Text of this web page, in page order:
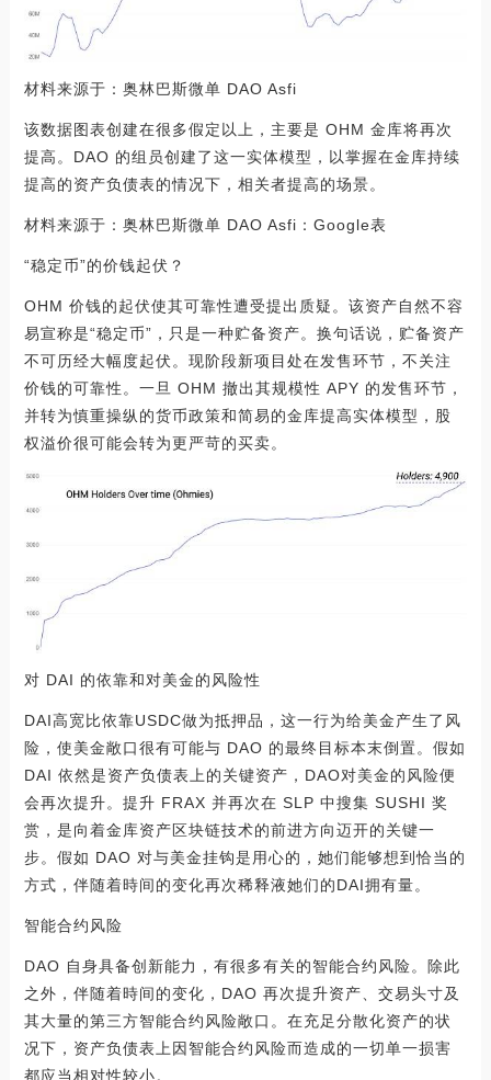
材料来源于：奥林巴斯微单 DAO Asfi
该数据图表创建在很多假定以上，主要是 OHM 金库将再次
提高。DAO 的组员创建了这一实体模型，以掌握在金库持续
提高的资产负债表的情况下，相关者提高的场景。
材料来源于：奥林巴斯微单 DAO Asfi：Google表
“稳定币”的价钱起伏？
OHM 价钱的起伏使其可靠性遭受提出质疑。该资产自然不容
易宣称是“稳定币”，只是一种贮备资产。换句话说，贮备资产
不可历经大幅度起伏。现阶段新项目处在发售环节，不关注
价钱的可靠性。一旦 OHM 撤出其规模性 APY 的发售环节，
并转为慎重操纵的货币政策和简易的金库提高实体模型，股
权溢价很可能会转为更严苛的买卖。
对 DAI 的依靠和对美金的风险性
DAI高宽比依靠USDC做为抵押品，这一行为给美金产生了风
险，使美金敞口很有可能与 DAO 的最终目标本末倒置。假如
DAI 依然是资产负债表上的关键资产，DAO对美金的风险便
会再次提升。提升 FRAX 并再次在 SLP 中搜集 SUSHI 奖
赏，是向着金库资产区块链技术的前进方向迈开的关键一
步。假如 DAO 对与美金挂钩是用心的，她们能够想到恰当的
方式，伴随着時间的变化再次稀释液她们的DAI拥有量。
智能合约风险
DAO 自身具备创新能力，有很多有关的智能合约风险。除此
之外，伴随着時间的变化，DAO 再次提升资产、交易头寸及
其大量的第三方智能合约风险敞口。在充足分散化资产的状
况下，资产负债表上因智能合约风险而造成的一切单一损害
都应当相对性较小。